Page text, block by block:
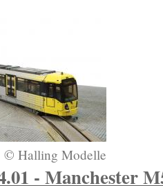
© Halling Modelle
- Manchester